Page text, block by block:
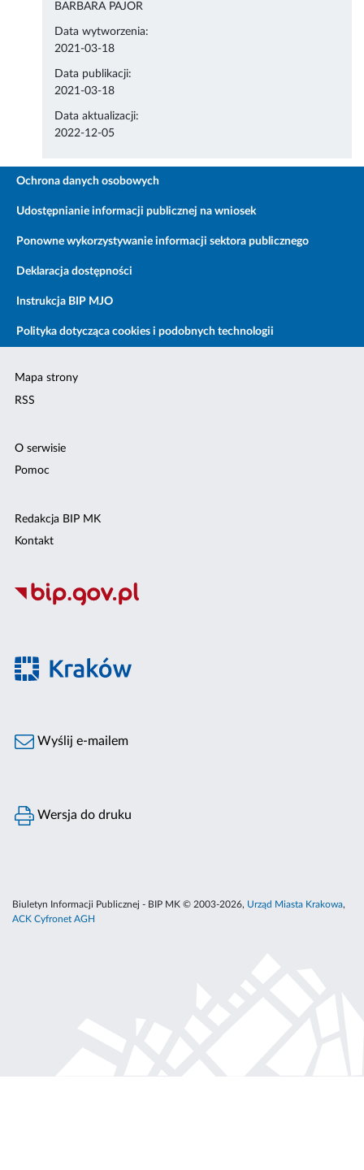
BARBARA PAJOR
Data wytworzenia:
2021-03-18
Data publikacji:
2021-03-18
Data aktualizacji:
2022-12-05
Ochrona danych osobowych
Udostępnianie informacji publicznej na wniosek
Ponowne wykorzystywanie informacji sektora publicznego
Deklaracja dostępności
Instrukcja BIP MJO
Polityka dotycząca cookies i podobnych technologii
Mapa strony
RSS
O serwisie
Pomoc
Redakcja BIP MK
Kontakt
Wyślij e-mailem
Wersja do druku
Biuletyn Informacji Publicznej - BIP MK © 2003-2026, Urząd Miasta Krakowa,
ACK Cyfronet AGH